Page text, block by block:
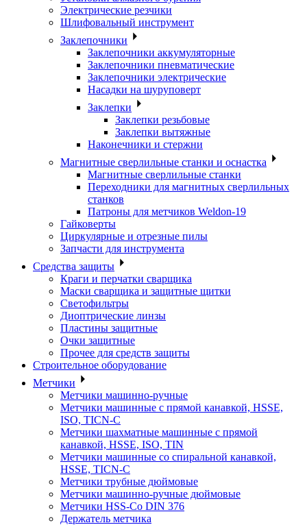
Электрические резчики
Шлифовальный инструмент
Заклепочники
Заклепочники аккумуляторные
Заклепочники пневматические
Заклепочники электрические
Насадки на шуруповерт
Заклепки
Заклепки резьбовые
Заклепки вытяжные
Наконечники и стержни
Магнитные сверлильные станки и оснастка
Магнитные сверлильные станки
Переходники для магнитных сверлильных
станков
Патроны для метчиков Weldon-19
Гайковерты
Циркулярные и отрезные пилы
Запчасти для инструмента
Средства защиты
Краги и перчатки сварщика
Маски сварщика и защитные щитки
Светофильтры
Диоптрические линзы
Пластины защитные
Очки защитные
Прочее для средств защиты
Строительное оборудование
Метчики
Метчики машинно-ручные
Метчики машинные с прямой канавкой, HSSE,
ISO, TICN-C
Метчики шахматные машинные с прямой
канавкой, HSSE, ISO, TIN
Метчики машинные со спиральной канавкой,
HSSE, TICN-C
Метчики трубные дюймовые
Метчики машинно-ручные дюймовые
Метчики HSS-Co DIN 376
Держатель метчика